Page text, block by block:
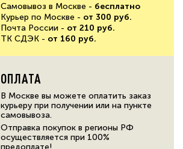
Самовывоз в Москве - бесплатно
Курьер по Москве - от 300 руб.
Почта России - от 210 руб.
ТК СДЭК - от 160 руб.
ОПЛАТА
В Москве вы можете оплатить заказ
курьеру при получении или на пункте
самовывоза.
Отправка покупок в регионы РФ
осуществляется при 100%
предоплате!